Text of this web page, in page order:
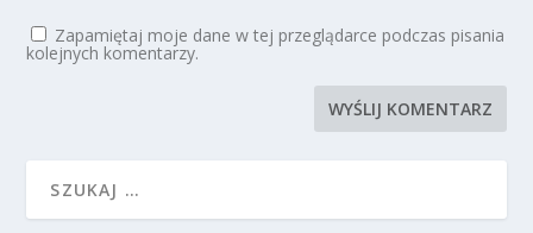
Zapamiętaj moje dane w tej przeglądarce podczas pisania
kolejnych komentarzy.